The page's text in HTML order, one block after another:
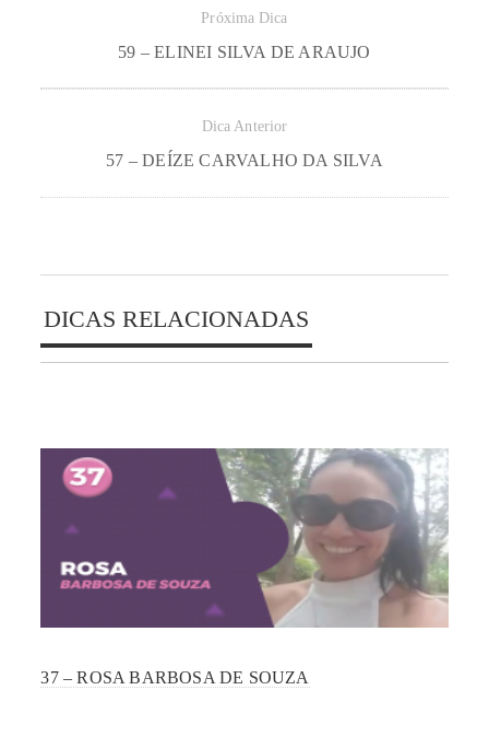
Próxima Dica
59 – ELINEI SILVA DE ARAUJO
Dica Anterior
57 – DEÍZE CARVALHO DA SILVA
DICAS RELACIONADAS
37 – ROSA BARBOSA DE SOUZA